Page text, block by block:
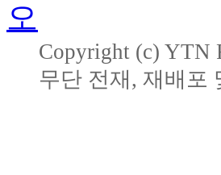
Copyright (c) YTN
무단 전재, 재배포